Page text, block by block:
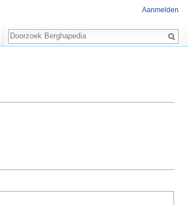
Aanmelden
Zoeken